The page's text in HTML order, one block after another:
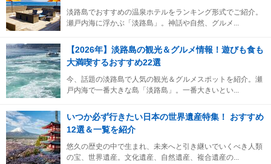
淡路島でおすすめの温泉ホテルをランキング形式でご紹介。
瀬戸内海に浮かぶ「淡路島」。神話や自然、グルメ...
【2026年】淡路島の観光＆グルメ情報！遊びも食も
大満喫するおすすめ22選
今、話題の淡路島で人気の観光＆グルメスポットを紹介。瀬
戸内海で一番大きな島「淡路島」。一番大きいとい...
いつか必ず行きたい日本の世界遺産特集！ おすすめ
12選＆一覧を紹介
悠久の歴史の中で生まれ、未来へと引き継いでいくべき人類
の宝、世界遺産。文化遺産、自然遺産、複合遺産の...